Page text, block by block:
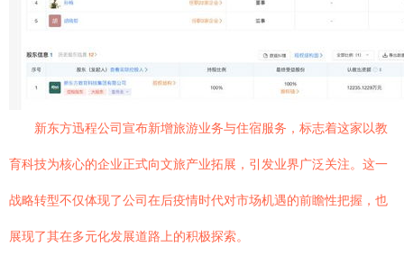
新东方迅程公司宣布新增旅游业务与住宿服务，标志着这家以教
育科技为核心的企业正式向文旅产业拓展，引发业界广泛关注。这一
战略转型不仅体现了公司在后疫情时代对市场机遇的前瞻性把握，也
展现了其在多元化发展道路上的积极探索。